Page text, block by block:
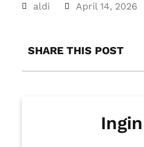
aldi April 14, 2026
SHARE THIS POST​